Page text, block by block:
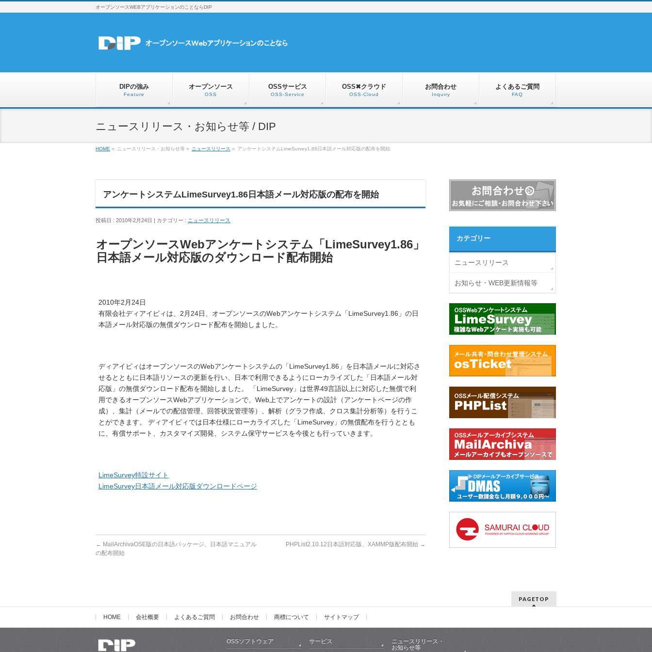
オープンソースWEBアプリケーションのことならDIP
DIPの強み
Feature
オープンソース
OSS
OSSサービス
OSS-Service
OSS✖クラウド
OSS-Cloud
お問合わせ
Inquiry
よくあるご質問
FAQ
ニュースリリース・お知らせ等 / DIP
HOME » ニュースリリース・お知らせ等 » ニュースリリース » アンケートシステムLimeSurvey1.86日本語メール対応版の配布を開始
アンケートシステムLimeSurvey1.86日本語メール対応版の配布を開始
投稿日 : 2010年2月24日 カテゴリー : ニュースリリース
オープンソースWebアンケートシステム「LimeSurvey1.86」
日本語メール対応版のダウンロード配布開始
2010年2月24日
有限会社ディアイピィは、2月24日、オープンソースのWebアンケートシステム「LimeSurvey1.86」の日
本語メール対応版の無償ダウンロード配布を開始しました。
ディアイピィはオープンソースのWebアンケートシステムの「LimeSurvey1.86」を日本語メールに対応さ
せるとともに日本語リソースの更新を行い、日本で利用できるようにローカライズした「日本語メール対
応版」の無償ダウンロード配布を開始しました。 「LimeSurvey」は世界49言語以上に対応した無償で利
用できるオープンソースWebアプリケーションで、Web上でアンケートの設計（アンケートページの作
成）、集計（メールでの配信管理、回答状況管理等）、解析（グラフ作成、クロス集計分析等）を行うこ
とができます。 ディアイピィでは日本仕様にローカライズした「LimeSurvey」の無償配布を行うととも
に、有償サポート、カスタマイズ開発、システム保守サービスを今後とも行っていきます。
LimeSurvey特設サイト
LimeSurvey日本語メール対応版ダウンロードページ
← MailArchivaOSE版の日本語パッケージ、日本語マニュアル
の配布開始
PHPList2.10.12日本語対応版、XAMMP版配布開始 →
カテゴリー
ニュースリリース
お知らせ・WEB更新情報等
PAGETOP
HOME 会社概要 よくあるご質問 お問合わせ 商標について サイトマップ
OSSソフトウェア
サービス
ニュースリリース・
お知らせ等